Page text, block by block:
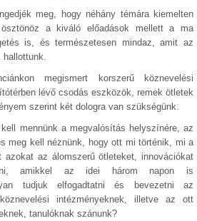
meg, hogy néhány témára kiemelten
ösztönöz a kiváló előadások mellett a ma
is, és természetesen mindaz, amit az
hallottunk.
megismert korszerű köznevelési
lévő csodás eszközök, remek ötletek
szerint két dologra van szükségünk.
mennünk a megvalósítás helyszínére, az
meg kell néznünk, hogy ott mi történik, mi a
azokat az álomszerű ötleteket, innovációkat
amikkel az idei három napon is
tudjuk elfogadtatni és bevezetni az
intézményeknek, illetve az ott
tanulóknak szánunk?